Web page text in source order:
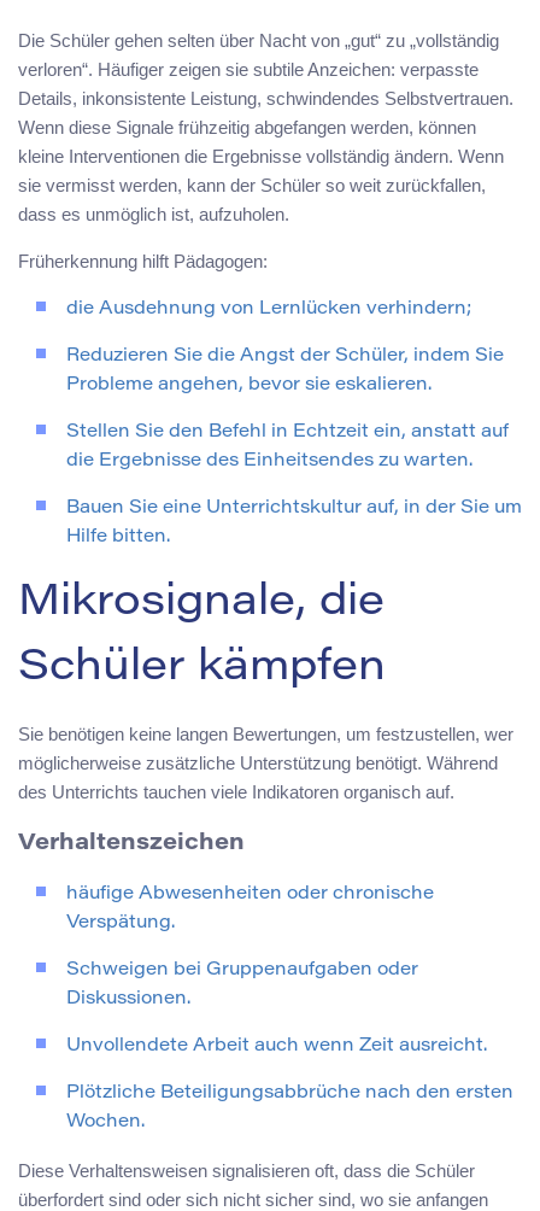
Die Schüler gehen selten über Nacht von „gut“ zu „vollständig
verloren“. Häufiger zeigen sie subtile Anzeichen: verpasste
Details, inkonsistente Leistung, schwindendes Selbstvertrauen.
Wenn diese Signale frühzeitig abgefangen werden, können
kleine Interventionen die Ergebnisse vollständig ändern. Wenn
sie vermisst werden, kann der Schüler so weit zurückfallen,
dass es unmöglich ist, aufzuholen.
Früherkennung hilft Pädagogen:
die Ausdehnung von Lernlücken verhindern;
Reduzieren Sie die Angst der Schüler, indem Sie
Probleme angehen, bevor sie eskalieren.
Stellen Sie den Befehl in Echtzeit ein, anstatt auf
die Ergebnisse des Einheitsendes zu warten.
Bauen Sie eine Unterrichtskultur auf, in der Sie um
Hilfe bitten.
Mikrosignale, die
Schüler kämpfen
Sie benötigen keine langen Bewertungen, um festzustellen, wer
möglicherweise zusätzliche Unterstützung benötigt. Während
des Unterrichts tauchen viele Indikatoren organisch auf.
Verhaltenszeichen
häufige Abwesenheiten oder chronische
Verspätung.
Schweigen bei Gruppenaufgaben oder
Diskussionen.
Unvollendete Arbeit auch wenn Zeit ausreicht.
Plötzliche Beteiligungsabbrüche nach den ersten
Wochen.
Diese Verhaltensweisen signalisieren oft, dass die Schüler
überfordert sind oder sich nicht sicher sind, wo sie anfangen